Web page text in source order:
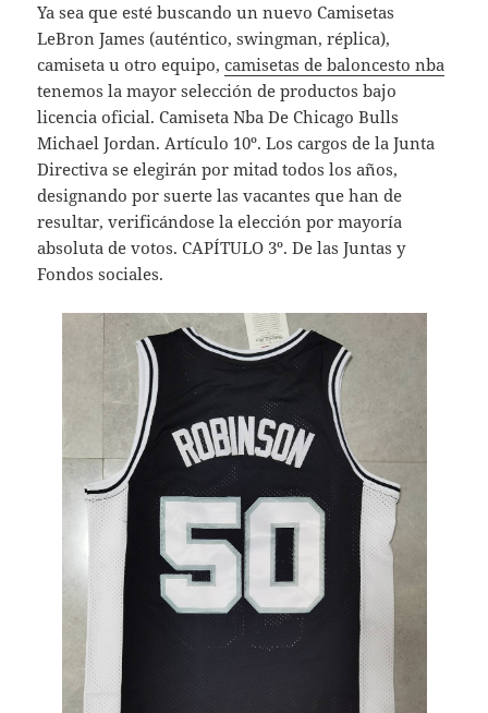
Ya sea que esté buscando un nuevo Camisetas
LeBron James (auténtico, swingman, réplica),
camiseta u otro equipo,camisetas de baloncesto nba
tenemos la mayor selección de productos bajo
licencia oficial. Camiseta Nba De Chicago Bulls
Michael Jordan. Artículo 10º. Los cargos de la Junta
Directiva se elegirán por mitad todos los años,
designando por suerte las vacantes que han de
resultar, verificándose la elección por mayoría
absoluta de votos. CAPÍTULO 3º. De las Juntas y
Fondos sociales.